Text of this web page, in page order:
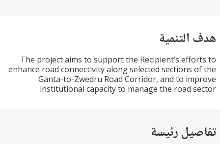
The project aims to support the Recipient’s
enhance road connectivity along selected sections
Ganta-to-Zwedru Road Corridor, and to
institutional capacity to manage the road
رئيسة